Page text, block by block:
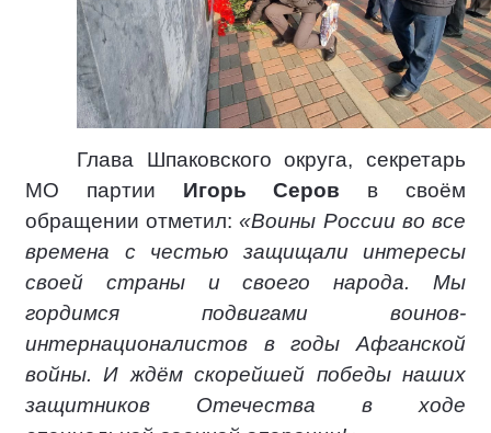
Глава Шпаковского округа, секретарь
МО партии Игорь Серов в своём
обращении отметил:«Воины России во все
времена с честью защищали интересы
своей страны и своего народа. Мы
гордимся подвигами воинов-
интернационалистов в годы Афганской
войны. И ждём скорейшей победы наших
защитников Отечества в ходе